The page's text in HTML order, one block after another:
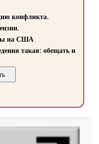
конфликта.
на США
такая: обещать и